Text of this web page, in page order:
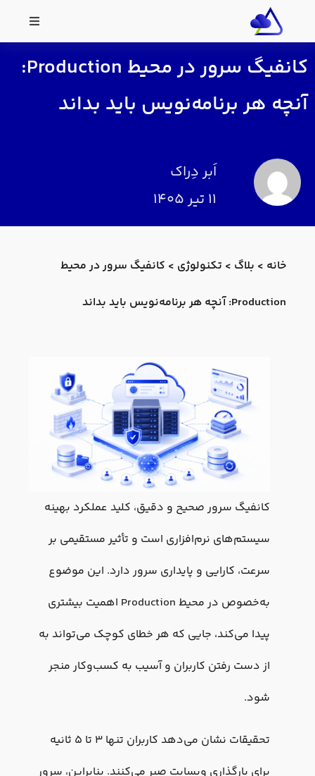
کانفیگ سرور در محیط Production:
آنچه هر برنامه‌نویس باید بداند
اَبر دِراک
۱۱ تیر ۱۴۰۵
خانه > بلاگ > تکنولوژی > کانفیگ سرور در محیط
Production: آنچه هر برنامه‌نویس باید بداند
کانفیگ سرور صحیح و دقیق، کلید عملکرد بهینه
سیستم‌های نرم‌افزاری است و تأثیر مستقیمی بر
سرعت، کارایی و پایداری سرور دارد. این موضوع
به‌خصوص در محیط Production اهمیت بیشتری
پیدا می‌کند، جایی که هر خطای کوچک می‌تواند به
از دست رفتن کاربران و آسیب به کسب‌وکار منجر
شود.
تحقیقات نشان می‌دهد کاربران تنها ۳ تا ۵ ثانیه
برای بارگذاری وبسایت صبر می‌کنند. بنابراین، سرور